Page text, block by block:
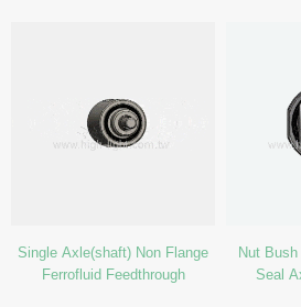
Single Axle(shaft) Non Flange
Ferrofluid Feedthrough
Nut
Seal